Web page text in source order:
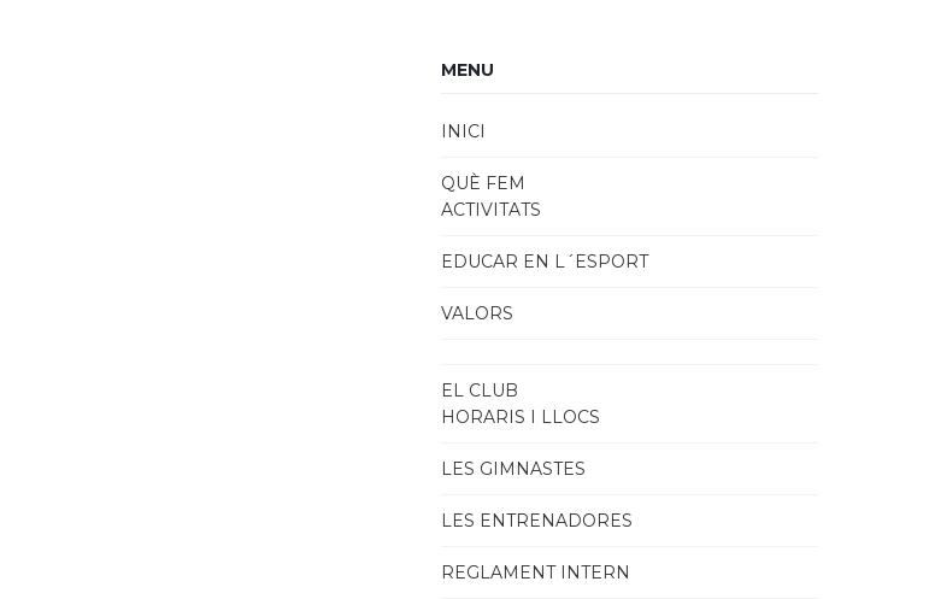
MENU
INICI
QUÈ FEM
ACTIVITATS
EDUCAR EN L´ESPORT
VALORS
EL CLUB
HORARIS I LLOCS
LES GIMNASTES
LES ENTRENADORES
REGLAMENT INTERN